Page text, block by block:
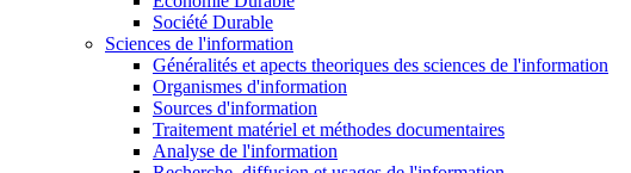
Société Durable
Sciences de l'information
Généralités et apects theoriques des sciences de l'information
Organismes d'information
Sources d'information
Traitement matériel et méthodes documentaires
Analyse de l'information